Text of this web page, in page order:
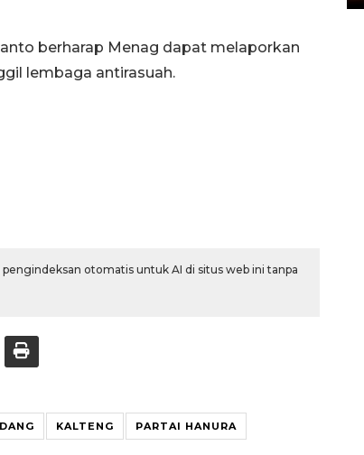
berharap Menag dapat melaporkan
lembaga antirasuah.
otomatis untuk AI di situs web ini tanpa
KALTENG PARTAI HANURA